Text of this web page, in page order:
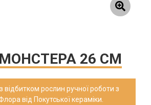
26 СМ
відбитком рослин ручної роботи з
від Покутської кераміки.